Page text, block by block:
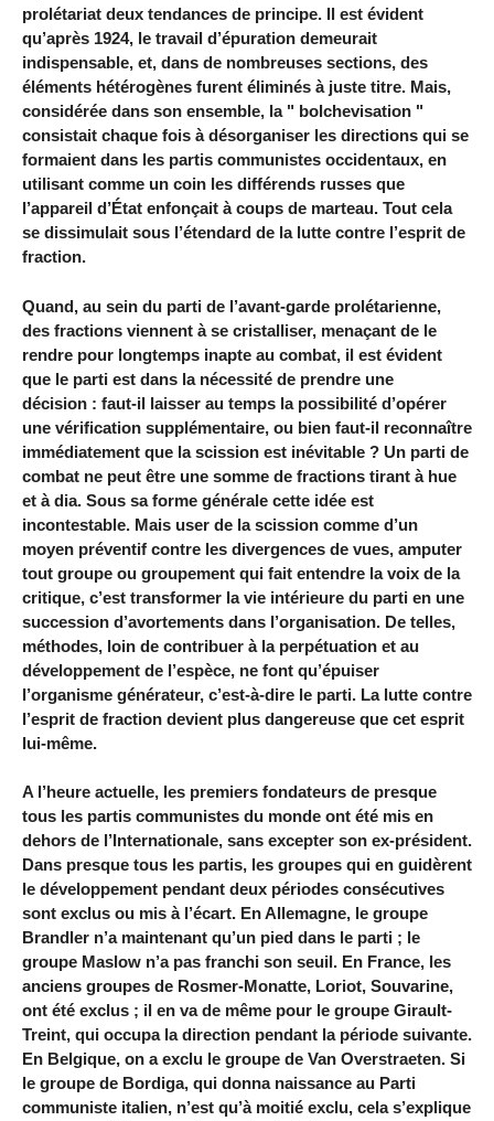
prolétariat deux tendances de principe. Il est évident
qu’après 1924, le travail d’épuration demeurait
indispensable, et, dans de nombreuses sections, des
éléments hétérogènes furent éliminés à juste titre. Mais,
considérée dans son ensemble, la " bolchevisation "
consistait chaque fois à désorganiser les directions qui se
formaient dans les partis communistes occidentaux, en
utilisant comme un coin les différends russes que
l’appareil d’État enfonçait à coups de marteau. Tout cela
se dissimulait sous l’étendard de la lutte contre l’esprit de
fraction.
Quand, au sein du parti de l’avant-garde prolétarienne,
des fractions viennent à se cristalliser, menaçant de le
rendre pour longtemps inapte au combat, il est évident
que le parti est dans la nécessité de prendre une
décision : faut-il laisser au temps la possibilité d’opérer
une vérification supplémentaire, ou bien faut-il reconnaître
immédiatement que la scission est inévitable ? Un parti de
combat ne peut être une somme de fractions tirant à hue
et à dia. Sous sa forme générale cette idée est
incontestable. Mais user de la scission comme d’un
moyen préventif contre les divergences de vues, amputer
tout groupe ou groupement qui fait entendre la voix de la
critique, c’est transformer la vie intérieure du parti en une
succession d’avortements dans l’organisation. De telles,
méthodes, loin de contribuer à la perpétuation et au
développement de l’espèce, ne font qu’épuiser
l’organisme générateur, c’est-à-dire le parti. La lutte contre
l’esprit de fraction devient plus dangereuse que cet esprit
lui-même.
A l’heure actuelle, les premiers fondateurs de presque
tous les partis communistes du monde ont été mis en
dehors de l’Internationale, sans excepter son ex-président.
Dans presque tous les partis, les groupes qui en guidèrent
le développement pendant deux périodes consécutives
sont exclus ou mis à l’écart. En Allemagne, le groupe
Brandler n’a maintenant qu’un pied dans le parti ; le
groupe Maslow n’a pas franchi son seuil. En France, les
anciens groupes de Rosmer-Monatte, Loriot, Souvarine,
ont été exclus ; il en va de même pour le groupe Girault-
Treint, qui occupa la direction pendant la période suivante.
En Belgique, on a exclu le groupe de Van Overstraeten. Si
le groupe de Bordiga, qui donna naissance au Parti
communiste italien, n’est qu’à moitié exclu, cela s’explique